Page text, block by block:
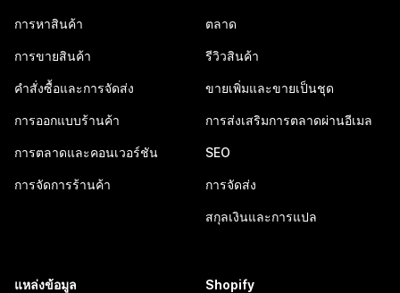
การหาสินค้า
การขายสินค้า
คำสั่งซื้อและการจัดส่ง
การออกแบบร้านค้า
การตลาดและคอนเวอร์ชัน
การจัดการร้านค้า
ตลาด
รีวิวสินค้า
ขายเพิ่มและขายเป็นชุด
การส่งเสริมการตลาดผ่านอีเมล
SEO
การจัดส่ง
สกุลเงินและการแปล
แหล่งข้อมูล Shopify